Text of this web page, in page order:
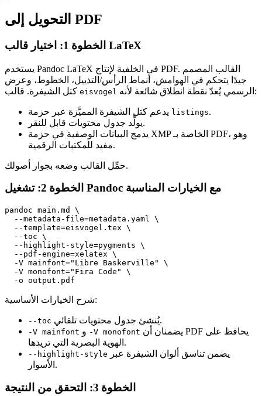
التحويل إلى PDF
الخطوة 1: اختيار قالب LaTeX
يستخدم Pandoc LaTeX في الخلفية لإنتاج PDF. القالب المصمم
جيدًا يتحكم في الهوامش، أنماط الرأس/التذييل، الخطوط، وعرض
eisvogel الرسمي يُعدّ نقطة انطلاق شائعة لأنه:
listings.
يولِّد جدول محتويات قابل للنقر.
يدمج البيانات الوصفية في حزمة XMP الخاصة بـ PDF، وهو
مفيد للمكتبات الرقمية.
حمِّل القالب وضعه بجوار أصولك.
الخطوة 2: تشغيل Pandoc مع الخيارات المناسبة
pandoc main.md \
  --metadata-file=metadata.yaml \
  --template=eisvogel.tex \
  --toc \
  --highlight-style=pygments \
  --pdf-engine=xelatex \
  -V mainfont="Libre Baskerville" \
  -V monofont="Fira Code" \
شرح الخيارات الأساسية:
--toc يُنشئ جدول محتويات تلقائي.
-V mainfont -V monofont
الهوية البصرية التي تريدها.
--highlight-style
الأسوار.
الخطوة 3: التحقق من النتيجة